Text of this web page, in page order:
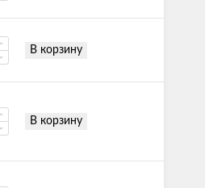
В корзину
В корзину